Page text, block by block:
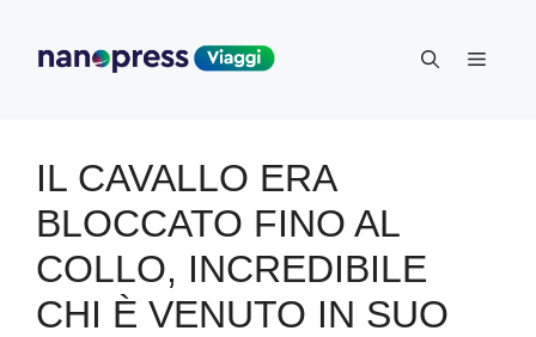
contenuto
Menu
IL CAVALLO ERA
BLOCCATO FINO AL
COLLO, INCREDIBILE
CHI È VENUTO IN SUO